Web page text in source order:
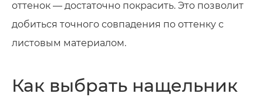
оттенок — достаточно покрасить. Это позволит
добиться точного совпадения по оттенку с
листовым материалом.
Как выбрать нащельник